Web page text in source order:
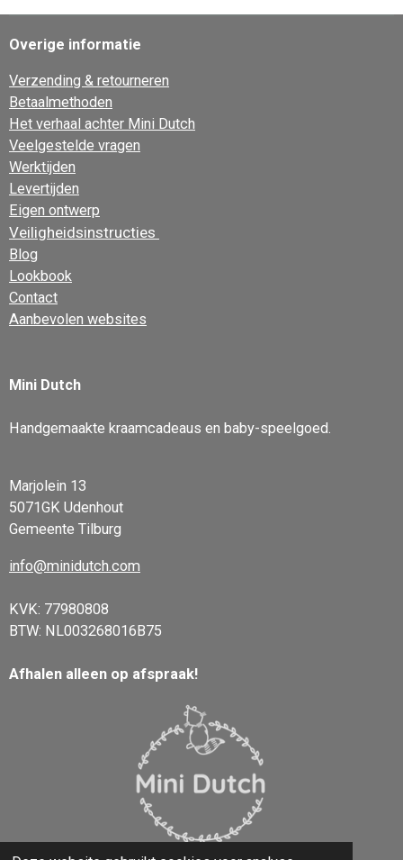
Overige informatie
Verzending & retourneren
Betaalmethoden
Het verhaal achter Mini Dutch
Veelgestelde vragen
Werktijden
Levertijden
Eigen ontwerp
Veiligheidsinstructies
Blog
Lookbook
Contact
Aanbevolen websites
Mini Dutch
Handgemaakte kraamcadeaus en baby-speelgoed.
Marjolein 13
5071GK Udenhout
Gemeente Tilburg
info@minidutch.com
KVK: 77980808
BTW: NL003268016B75
Afhalen alleen op afspraak!